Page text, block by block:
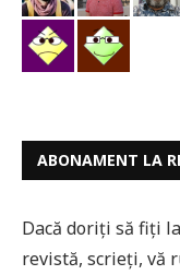
ABONAMENT LA
Dacă doriți să fiți
revistă, scrieți, vă